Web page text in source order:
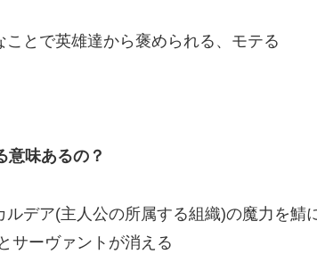
ことで英雄達から褒められる、モテる
意味あるの？
ルデア(主人公の所属する組織)の魔力を鯖
サーヴァントが消える